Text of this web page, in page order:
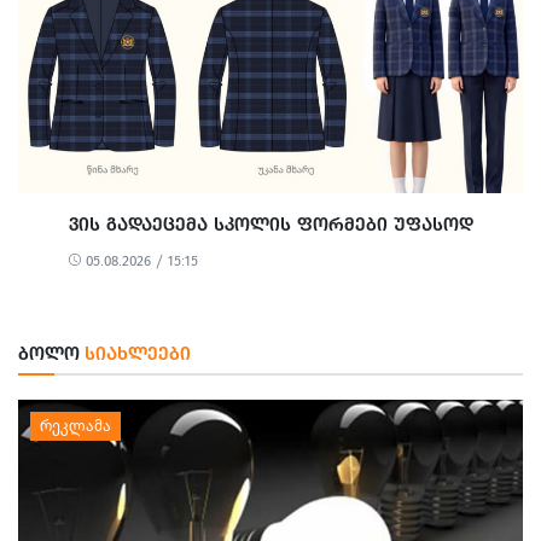
ᲕᲘᲡ ᲒᲐᲓᲐᲔᲪᲔᲛᲐ ᲡᲙᲝᲚᲘᲡ ᲤᲝᲠᲛᲔᲑᲘ ᲣᲤᲐᲡᲝᲓ
05.08.2026 / 15:15
ᲑᲝᲚᲝ ᲡᲘᲐᲮᲚᲔᲔᲑᲘ